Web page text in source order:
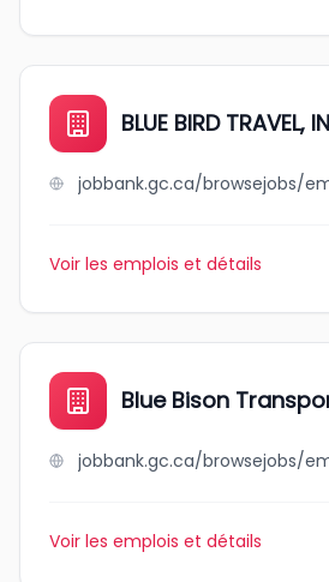
BLUE BIRD TRAVEL,
Voir les emplois et détails
Blue Bison
Voir les emplois et détails